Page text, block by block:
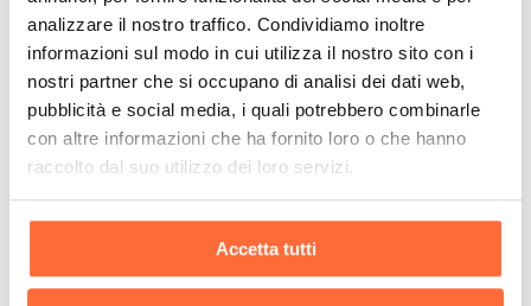
analizzare il nostro traffico. Condividiamo inoltre
informazioni sul modo in cui utilizza il nostro sito con i
nostri partner che si occupano di analisi dei dati web,
pubblicità e social media, i quali potrebbero combinarle
con altre informazioni che ha fornito loro o che hanno
raccolto dal suo utilizzo dei loro servizi.
Accetta tutti